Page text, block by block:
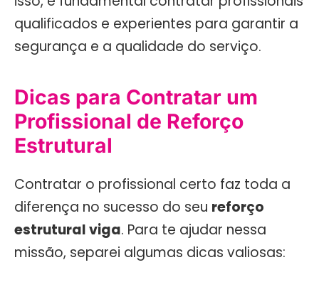
qualificados e experientes para garantir a
segurança e a qualidade do serviço.
Dicas para Contratar um
Profissional de Reforço
Estrutural
Contratar o profissional certo faz toda a
diferença no sucesso do seu reforço
estrutural viga. Para te ajudar nessa
missão, separei algumas dicas valiosas: